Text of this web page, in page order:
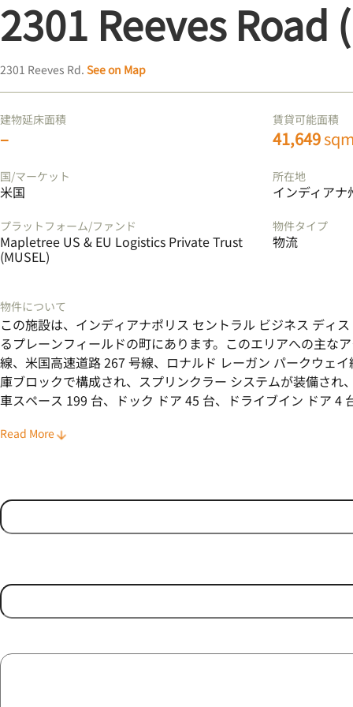
2301 Reeves Road
2301 Reeves Rd. See on Map
建物延床面積
–
賃貸可能面積
41,649sqm
国/マーケット
米国
所在地
インディアナ
プラットフォーム/ファンド
Mapletree US & EU Logistics Private Trust
(MUSEL)
物件タイプ
物流
物件について
この施設は、インディアナポリス セントラル ビジネス ディ
るプレーンフィールドの町にあります。このエリアへの主な
線、米国高速道路 267 号線、ロナルド レーガン パークウェ
庫ブロックで構成され、スプリンクラー システムが装備され
車スペース 199 台、ドック ドア 45 台、ドライブイン ドア 4
Read More
First